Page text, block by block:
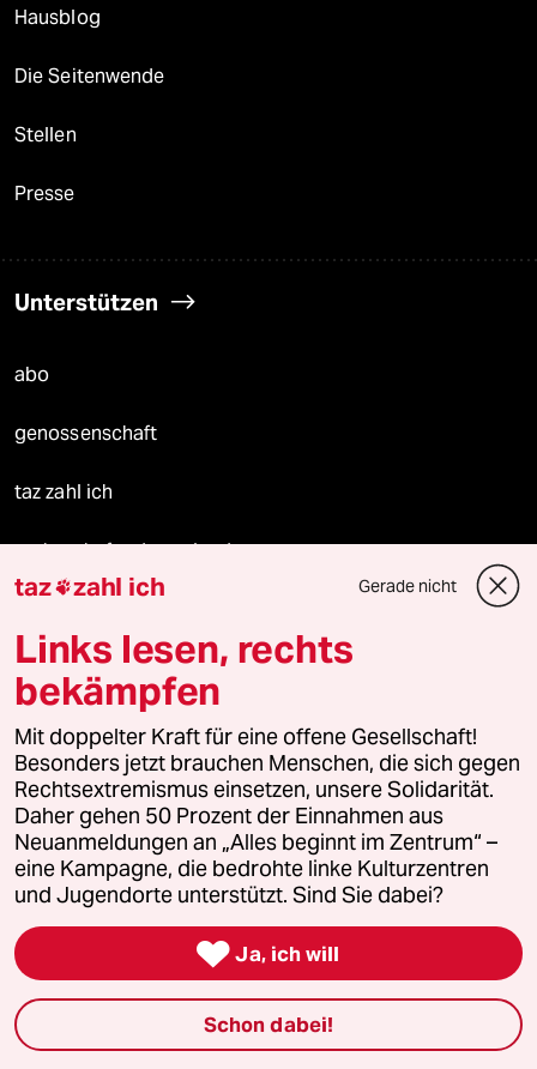
Hausblog
Die Seitenwende
Stellen
Presse
Unterstützen
abo
genossenschaft
taz zahl ich
recherchefonds ausland
panterpreis 2026
Podcast
bundestalk
fernverbindung
klima update°
Mauerecho
taz zahl ich Gerade nicht
Links lesen, rechts
bekämpfen
Mit doppelter Kraft für eine offene Gesellschaft!
Besonders jetzt brauchen Menschen, die sich gegen
Rechtsextremismus einsetzen, unsere Solidarität.
Daher gehen 50 Prozent der Einnahmen aus
Neuanmeldungen an „Alles beginnt im Zentrum“ –
eine Kampagne, die bedrohte linke Kulturzentren
und Jugendorte unterstützt. Sind Sie dabei?
 Ja, ich will
Schon dabei!